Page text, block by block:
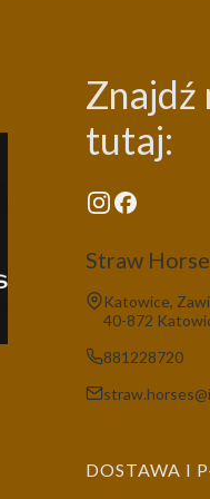
Znajdź
tutaj:
Straw
Adres:
Katowice,
40-872
881228720
DOSTAWA I